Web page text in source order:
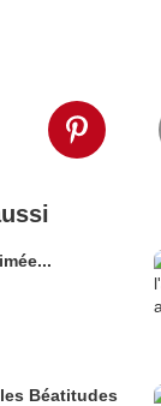
Béatitudes